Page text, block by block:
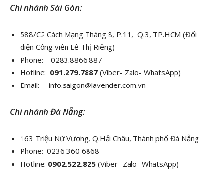
Chi nhánh Sài Gòn:
588/C2 Cách Mạng Tháng 8, P.11, Q.3, TP.HCM (Đối
diện Công viên Lê Thị Riêng)
Phone: 0283.8866.887
Hotline: 091.279.7887 (Viber- Zalo- WhatsApp)
Email: info.saigon@lavender.com.vn
Chi nhánh Đà Nẵng:
163 Triệu Nữ Vương, Q.Hải Châu, Thành phố Đà Nẵng
Phone: 0236 360 6868
Hotline: 0902.522.825 (Viber- Zalo- WhatsApp)